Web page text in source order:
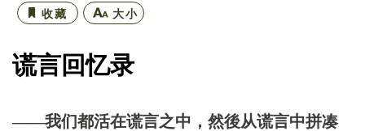
收藏 大小
谎言回忆录
——我们都活在谎言之中，然後从谎言中拼凑